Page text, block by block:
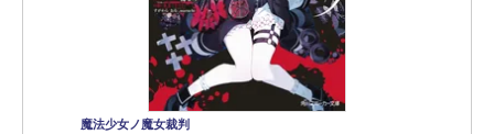
魔法少女ノ魔女裁判